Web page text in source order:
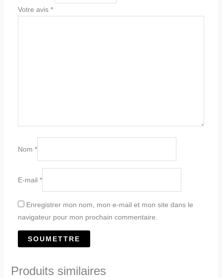
Votre avis *
Nom *
E-mail *
Enregistrer mon nom, mon e-mail et mon site dans le
navigateur pour mon prochain commentaire.
Produits similaires